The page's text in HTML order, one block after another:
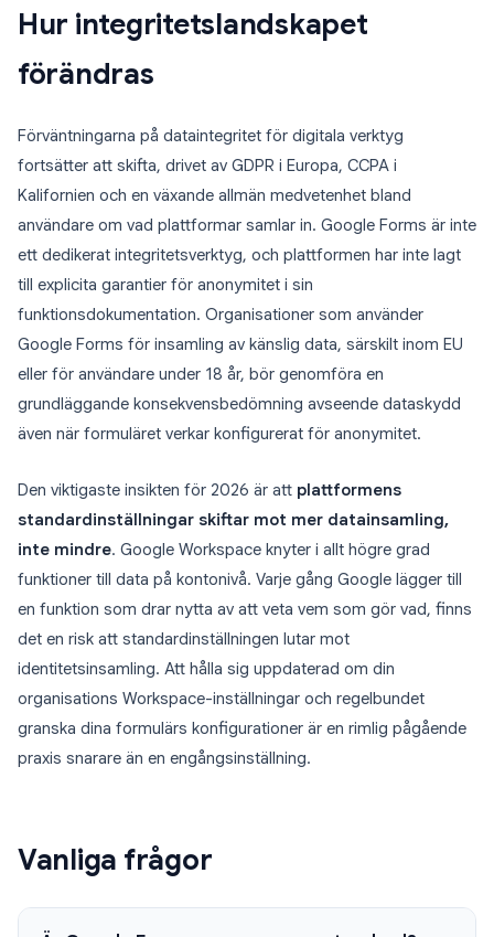
Hur integritetslandskapet
förändras
Förväntningarna på dataintegritet för digitala verktyg
fortsätter att skifta, drivet av GDPR i Europa, CCPA i
Kalifornien och en växande allmän medvetenhet bland
användare om vad plattformar samlar in. Google Forms är inte
ett dedikerat integritetsverktyg, och plattformen har inte lagt
till explicita garantier för anonymitet i sin
funktionsdokumentation. Organisationer som använder
Google Forms för insamling av känslig data, särskilt inom EU
eller för användare under 18 år, bör genomföra en
grundläggande konsekvensbedömning avseende dataskydd
även när formuläret verkar konfigurerat för anonymitet.
Den viktigaste insikten för 2026 är att plattformens
standardinställningar skiftar mot mer datainsamling,
inte mindre. Google Workspace knyter i allt högre grad
funktioner till data på kontonivå. Varje gång Google lägger till
en funktion som drar nytta av att veta vem som gör vad, finns
det en risk att standardinställningen lutar mot
identitetsinsamling. Att hålla sig uppdaterad om din
organisations Workspace-inställningar och regelbundet
granska dina formulärs konfigurationer är en rimlig pågående
praxis snarare än en engångsinställning.
Vanliga frågor